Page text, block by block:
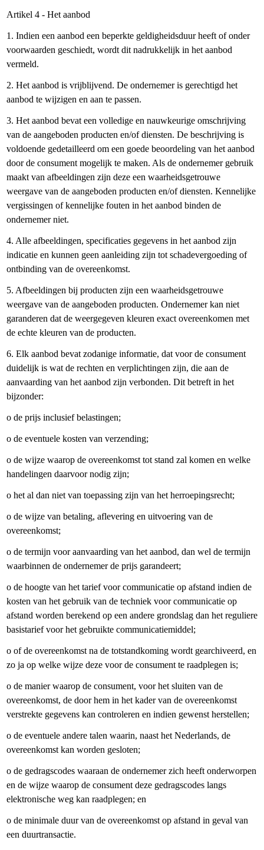
Artikel 4 - Het aanbod
1. Indien een aanbod een beperkte geldigheidsduur heeft of onder
voorwaarden geschiedt, wordt dit nadrukkelijk in het aanbod
vermeld.
2. Het aanbod is vrijblijvend. De ondernemer is gerechtigd het
aanbod te wijzigen en aan te passen.
3. Het aanbod bevat een volledige en nauwkeurige omschrijving
van de aangeboden producten en/of diensten. De beschrijving is
voldoende gedetailleerd om een goede beoordeling van het aanbod
door de consument mogelijk te maken. Als de ondernemer gebruik
maakt van afbeeldingen zijn deze een waarheidsgetrouwe
weergave van de aangeboden producten en/of diensten. Kennelijke
vergissingen of kennelijke fouten in het aanbod binden de
ondernemer niet.
4. Alle afbeeldingen, specificaties gegevens in het aanbod zijn
indicatie en kunnen geen aanleiding zijn tot schadevergoeding of
ontbinding van de overeenkomst.
5. Afbeeldingen bij producten zijn een waarheidsgetrouwe
weergave van de aangeboden producten. Ondernemer kan niet
garanderen dat de weergegeven kleuren exact overeenkomen met
de echte kleuren van de producten.
6. Elk aanbod bevat zodanige informatie, dat voor de consument
duidelijk is wat de rechten en verplichtingen zijn, die aan de
aanvaarding van het aanbod zijn verbonden. Dit betreft in het
bijzonder:
o de prijs inclusief belastingen;
o de eventuele kosten van verzending;
o de wijze waarop de overeenkomst tot stand zal komen en welke
handelingen daarvoor nodig zijn;
o het al dan niet van toepassing zijn van het herroepingsrecht;
o de wijze van betaling, aflevering en uitvoering van de
overeenkomst;
o de termijn voor aanvaarding van het aanbod, dan wel de termijn
waarbinnen de ondernemer de prijs garandeert;
o de hoogte van het tarief voor communicatie op afstand indien de
kosten van het gebruik van de techniek voor communicatie op
afstand worden berekend op een andere grondslag dan het reguliere
basistarief voor het gebruikte communicatiemiddel;
o of de overeenkomst na de totstandkoming wordt gearchiveerd, en
zo ja op welke wijze deze voor de consument te raadplegen is;
o de manier waarop de consument, voor het sluiten van de
overeenkomst, de door hem in het kader van de overeenkomst
verstrekte gegevens kan controleren en indien gewenst herstellen;
o de eventuele andere talen waarin, naast het Nederlands, de
overeenkomst kan worden gesloten;
o de gedragscodes waaraan de ondernemer zich heeft onderworpen
en de wijze waarop de consument deze gedragscodes langs
elektronische weg kan raadplegen; en
o de minimale duur van de overeenkomst op afstand in geval van
een duurtransactie.